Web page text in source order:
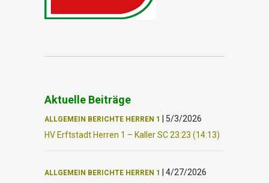
Aktuelle Beiträge
ALLGEMEIN BERICHTE HERREN 1
5/3/2026
HV Erftstadt Herren 1 – Kaller SC 23:23 (14:13)
ALLGEMEIN BERICHTE HERREN 1
4/27/2026